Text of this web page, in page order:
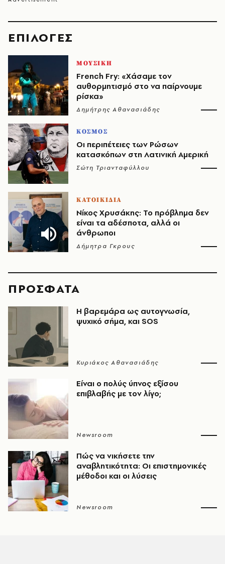
EΠΙΛΟΓΈΣ
ΜΟΥΣΙΚΗ
French Fry: «Χάσαμε τον
αυθορμητισμό στο να παίρνουμε
ρίσκα»
Δημήτρης Αθανασιάδης
ΚΟΣΜΟΣ
Οι περιπέτειες των Ρώσων
κατασκόπων στη Λατινική Αμερική
Σώτη Τριανταφύλλου
ΚΑΤΟΙΚΙΔΙΑ
Νίκος Χρυσάκης: Το πρόβλημα δεν
είναι τα αδέσποτα, αλλά οι
άνθρωποι
Δήμητρα Γκρους
ΠΡΟΣΦΑΤΑ
Η βαρεμάρα ως αυτογνωσία,
ψυχικό σήμα, και SOS
Κυριάκος Αθανασιάδης
Είναι ο πολύς ύπνος εξίσου
επιβλαβής με τον λίγο;
Newsroom
Πώς να νικήσετε την
αναβλητικότητα: Οι επιστημονικές
μέθοδοι και οι λύσεις
Newsroom